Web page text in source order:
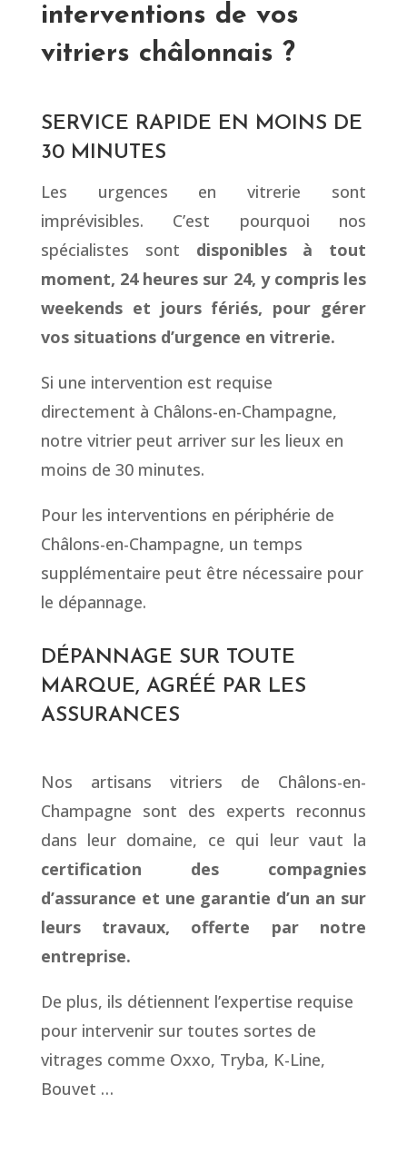
interventions de vos
vitriers châlonnais ?
SERVICE RAPIDE EN MOINS DE
30 MINUTES
Les urgences en vitrerie sont
imprévisibles. C’est pourquoi nos
spécialistes sont disponibles à tout
moment, 24 heures sur 24, y compris les
weekends et jours fériés, pour gérer
vos situations d’urgence en vitrerie.
Si une intervention est requise
directement à Châlons-en-Champagne,
notre vitrier peut arriver sur les lieux en
moins de 30 minutes.
Pour les interventions en périphérie de
Châlons-en-Champagne, un temps
supplémentaire peut être nécessaire pour
le dépannage.
DÉPANNAGE SUR TOUTE
MARQUE, AGRÉÉ PAR LES
ASSURANCES
Nos artisans vitriers de Châlons-en-
Champagne sont des experts reconnus
dans leur domaine, ce qui leur vaut la
certification des compagnies
d’assurance et une garantie d’un an sur
leurs travaux, offerte par notre
entreprise.
De plus, ils détiennent l’expertise requise
pour intervenir sur toutes sortes de
vitrages comme Oxxo, Tryba, K-Line,
Bouvet …